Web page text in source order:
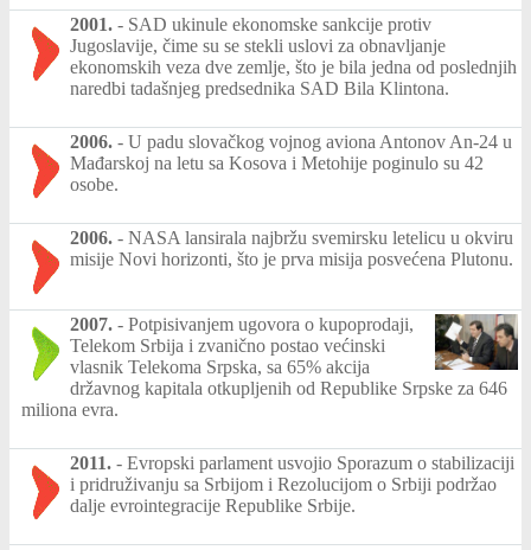
2001. - SAD ukinule ekonomske sankcije protiv
Jugoslavije, čime su se stekli uslovi za obnavljanje
ekonomskih veza dve zemlje, što je bila jedna od poslednjih
naredbi tadašnjeg predsednika SAD Bila Klintona.
2006. - U padu slovačkog vojnog aviona Antonov An-24 u
Mađarskoj na letu sa Kosova i Metohije poginulo su 42
osobe.
2006. - NASA lansirala najbržu svemirsku letelicu u okviru
misije Novi horizonti, što je prva misija posvećena Plutonu.
2007. - Potpisivanjem ugovora o kupoprodaji,
Telekom Srbija i zvanično postao većinski
vlasnik Telekoma Srpska, sa 65% akcija
državnog kapitala otkupljenih od Republike Srpske za 646
miliona evra.
2011. - Evropski parlament usvojio Sporazum o stabilizaciji
i pridruživanju sa Srbijom i Rezolucijom o Srbiji podržao
dalje evrointegracije Republike Srbije.